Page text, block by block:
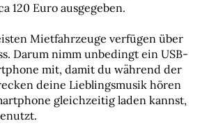
120 Euro ausgegeben.
Mietfahrzeuge verfügen über
Darum nimm unbedingt ein USB-
mit, damit du während der
deine Lieblingsmusik hören
gleichzeitig laden kannst,